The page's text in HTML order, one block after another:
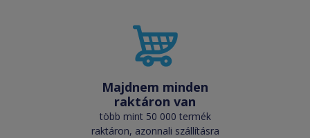
Majdnem minden
raktáron van
több mint 50 000 termék
raktáron, azonnali szállításra